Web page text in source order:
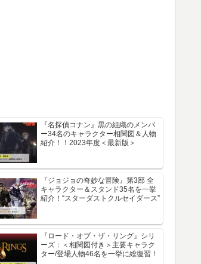
『名探偵コナン』黒の組織のメンバ
ー34名のキャラクター相関図＆人物
紹介！！2023年度＜最新版＞
『ジョジョの奇妙な冒険』第3部 全
キャラクター＆スタンド35名を一挙
紹介！“スターダストクルセイダース”
『ロード・オブ・ザ・リング』シリ
ーズ：＜相関図付き＞主要キャラク
ター/登場人物46名を一挙に総復習！